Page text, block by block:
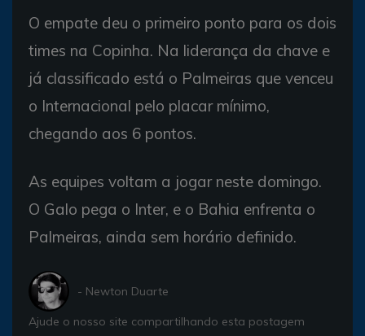
O empate deu o primeiro ponto para os dois
times na Copinha. Na liderança da chave e
já classificado está o Palmeiras que venceu
o Internacional pelo placar mínimo,
chegando aos 6 pontos.
As equipes voltam a jogar neste domingo.
O Galo pega o Inter, e o Bahia enfrenta o
Palmeiras, ainda sem horário definido.
- Newton Duarte
Ajude o nosso site compartilhando esta postagem